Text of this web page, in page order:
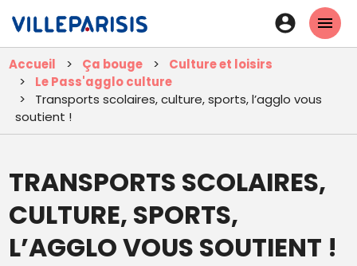
contenu
principal
En-
tête
-
Accueil Ça bouge
Culture et loisirs
Le Pass'agglo culture
Transports scolaires, culture, sports, l’agglo vous
soutient !
TRANSPORTS SCOLAIRES,
CULTURE, SPORTS,
L’AGGLO VOUS SOUTIENT !